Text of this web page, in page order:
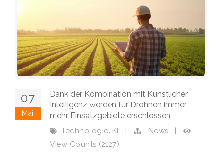
07
Mai
Dank der Kombination mit Künstlicher
Intelligenz werden für Drohnen immer
mehr Einsatzgebiete erschlossen
Technologie, KI | News
|
View Counts (2127)